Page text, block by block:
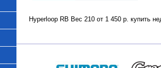
Hyperloop RB Вес 210 от 1 450 р. купить